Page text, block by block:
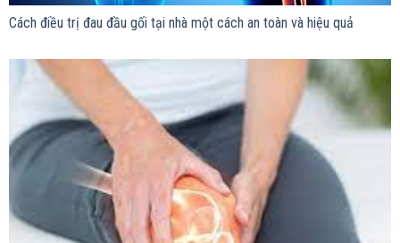
Cách điều trị đau đầu gối tại nhà một cách an toàn và hiệu quả